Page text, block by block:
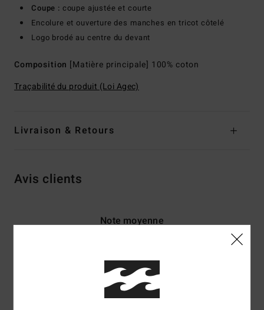
Coupe : coupe ajustée et courte
Encolure et ouverture des manches en tricot côtelé
Logo brodé au centre du devant
Composition [Matière principale] 100% coton
Traçabilité du produit (Loi Agec)
Livraison & Retours
Avis clients
Note moyenne
2 avis vérifiés
depuis avril 2026
50% de nos clients recommandent ce produit